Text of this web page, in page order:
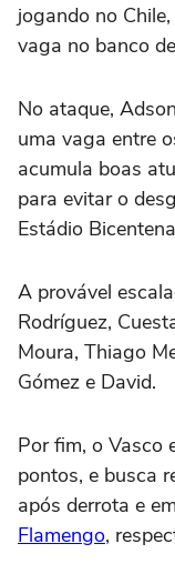
jogando no
vaga no banco
No ataque,
uma vaga entre
acumula boas
para evitar o
Estádio
A provável
Rodríguez,
Moura, Thiago
Gómez e David.
Por fim, o Vasco
pontos, e busca
após derrota e
Flamengo,